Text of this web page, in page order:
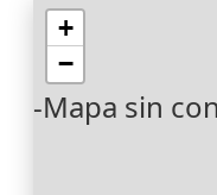
-Mapa sin
+
−